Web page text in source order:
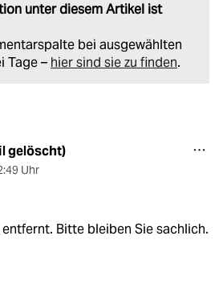
unter diesem Artikel ist
bei ausgewählten
Tage – hier sind sie zu finden.
gelöscht)
Uhr
Bitte bleiben Sie sachlich.